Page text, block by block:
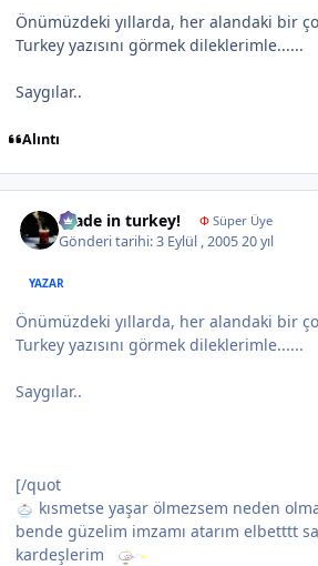
Önümüzdeki yıllarda, her alandaki bir
Turkey yazısını görmek dileklerimle......
Saygılar..
Alıntı
made in turkey! ΦSüper Üye
Gönderi tarihi:3 Eylül , 200520 yıl
YAZAR
Önümüzdeki yıllarda, her alandaki bir
Turkey yazısını görmek dileklerimle......
Saygılar..
[/quot
kısmetse yaşar ölmezsem neden
bende güzelim imzamı atarım elbetttt
kardeşlerim